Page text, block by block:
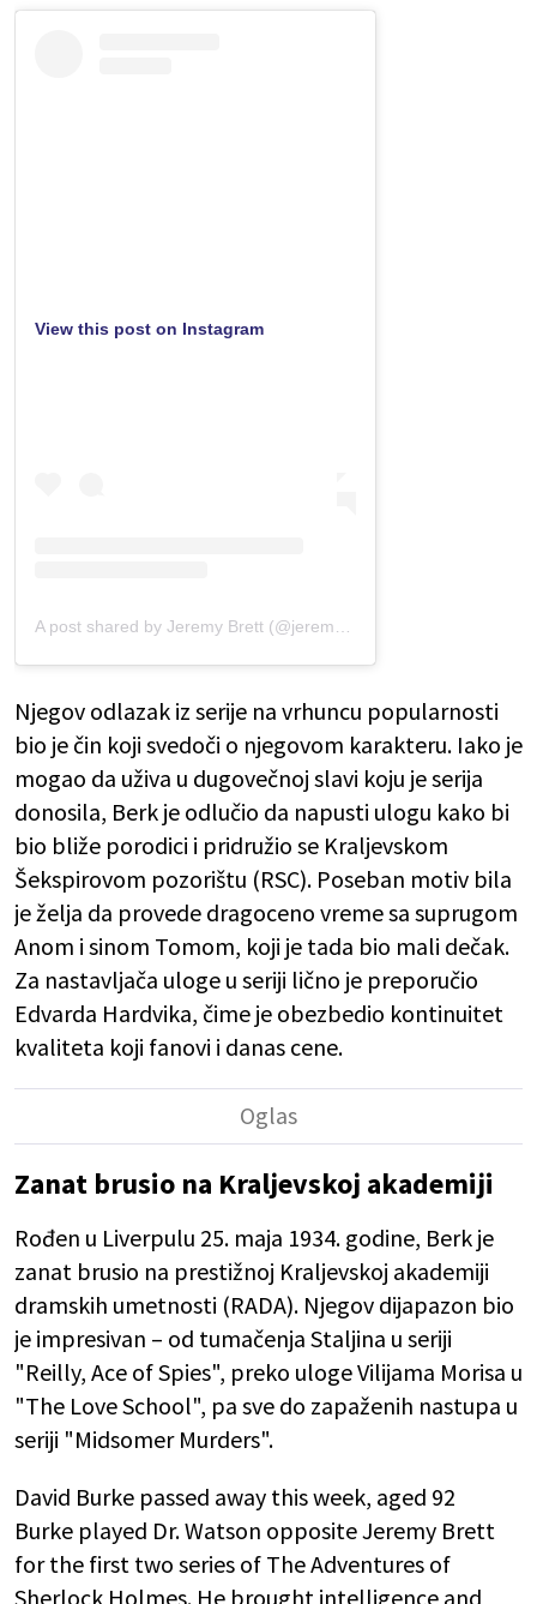
View this post on Instagram
Njegov odlazak iz serije na vrhuncu popularnosti
bio je čin koji svedoči o njegovom karakteru. Iako je
mogao da uživa u dugovečnoj slavi koju je serija
donosila, Berk je odlučio da napusti ulogu kako bi
bio bliže porodici i pridružio se Kraljevskom
Šekspirovom pozorištu (RSC). Poseban motiv bila
je želja da provede dragoceno vreme sa suprugom
Anom i sinom Tomom, koji je tada bio mali dečak.
Za nastavljača uloge u seriji lično je preporučio
Edvarda Hardvika, čime je obezbedio kontinuitet
kvaliteta koji fanovi i danas cene.
Zanat brusio na Kraljevskoj akademiji
Rođen u Liverpulu 25. maja 1934. godine, Berk je
zanat brusio na prestižnoj Kraljevskoj akademiji
dramskih umetnosti (RADA). Njegov dijapazon bio
je impresivan – od tumačenja Staljina u seriji
"Reilly, Ace of Spies", preko uloge Vilijama Morisa u
"The Love School", pa sve do zapaženih nastupa u
seriji "Midsomer Murders".
David Burke passed away this week, aged 92
Burke played Dr. Watson opposite Jeremy Brett
for the first two series of The Adventures of
Sherlock Holmes. He brought intelligence and